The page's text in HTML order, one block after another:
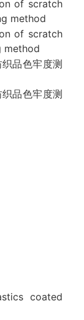
of scratch
method
of scratch
method
品色牢度测
品色牢度测
coated